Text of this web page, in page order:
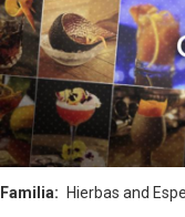
Familia Hierbas and